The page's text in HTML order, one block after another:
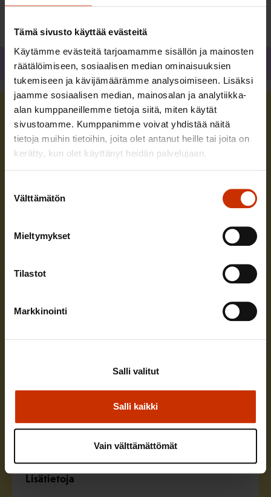
Tämä sivusto käyttää evästeitä
Käytämme evästeitä tarjoamamme sisällön ja mainosten
räätälöimiseen, sosiaalisen median ominaisuuksien
tukemiseen ja kävijämäärämme analysoimiseen. Lisäksi
jaamme sosiaalisen median, mainosalan ja analytiikka-
alan kumppaneillemme tietoja siitä, miten käytät
sivustoamme. Kumppanimme voivat yhdistää näitä
tietoja muihin tietoihin, joita olet antanut heille tai joita on
kerätty, kun olet käyttänyt heidän palvelujaan.
valinta
Välttämätön
Mieltymykset
Tilastot
Markkinointi
Salli kaikki
Salli valitut
Vain välttämättömät
Jaa
Uusimmat avoimet työpaikat
Teollisuusliitto
Lisätietoja
Hae viimeistään
Hae viimeistään16.8.2026
Lisätietoja